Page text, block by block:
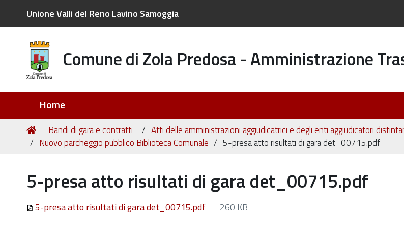
Unione Valli del Reno Lavino Samoggia
Comune di Zola Predosa - Amministrazione
Home
Tu
sei
Home
Bandi di gara e contratti Atti delle amministrazioni aggiudicatrici e degli enti aggiudicatori
Nuovo parcheggio pubblico Biblioteca Comunale
5-presa atto risultati di gara det_00715.pdf
5-presa atto risultati di gara det_00715.pdf
5-presa atto risultati di gara det_00715.pdf— 260 KB